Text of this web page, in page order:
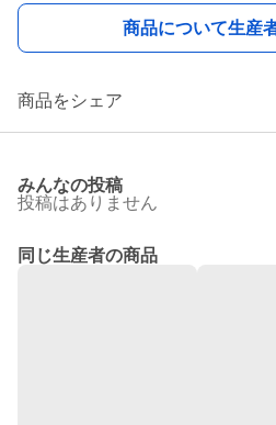
商品について生産
商品をシェア
みんなの投稿
投稿はありません
同じ生産者の商品